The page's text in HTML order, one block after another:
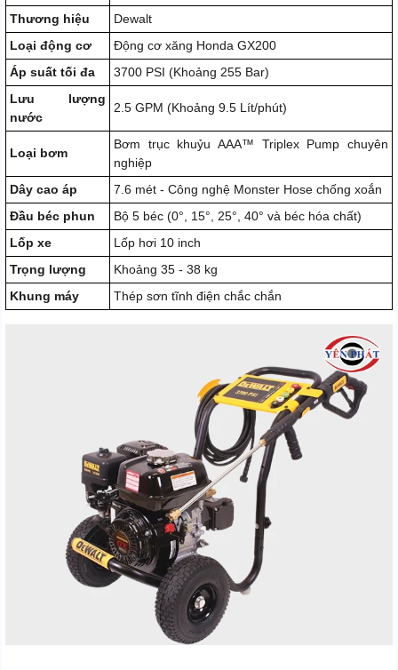
Thương hiệu
Dewalt
Loại động cơ
Động cơ xăng Honda GX200
Áp suất tối đa
3700 PSI (Khoảng 255 Bar)
Lưu lượng
nước
2.5 GPM (Khoảng 9.5 Lít/phút)
Loại bơm
Bơm trục khuỷu AAA™ Triplex Pump chuyên
nghiệp
Dây cao áp
7.6 mét - Công nghệ Monster Hose chống xoắn
Đầu béc phun
Bộ 5 béc (0°, 15°, 25°, 40° và béc hóa chất)
Lốp xe
Lốp hơi 10 inch
Trọng lượng
Khoảng 35 - 38 kg
Khung máy
Thép sơn tĩnh điện chắc chắn